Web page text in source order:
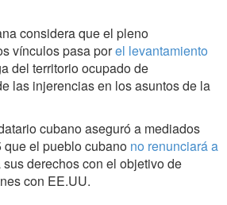
considera que el pleno
vínculos pasa porel levantamiento
del territorio ocupado de
las injerencias en los asuntos de la
cubano aseguró a mediados
el pueblo cubano no renunciará a
sus derechos con el objetivo de
con EE.UU.